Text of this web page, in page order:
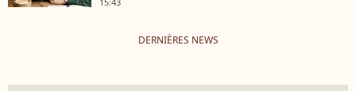
DERNIÈRES NEWS